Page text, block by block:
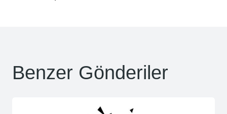
Benzer Gönderiler